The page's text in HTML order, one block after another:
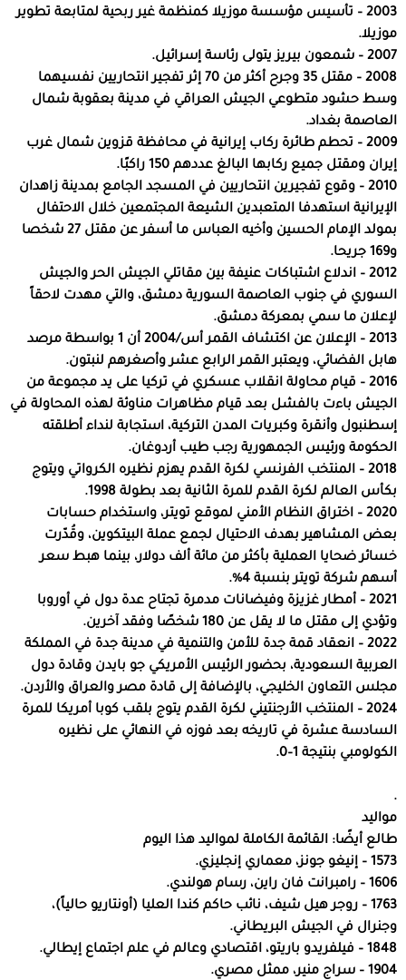
2003 – تأسيس مؤسسة موزيلا كمنظمة غير ربحية لمتابعة تطوير
موزيلا.
2007 – شمعون بيريز يتولى رئاسة إسرائيل.
2008 – مقتل 35 وجرح أكثر من 70 إثر تفجير انتحاريين نفسيهما
وسط حشود متطوعي الجيش العراقي في مدينة بعقوبة شمال
العاصمة بغداد.
2009 – تحطم طائرة ركاب إيرانية في محافظة قزوين شمال غرب
إيران ومقتل جميع ركابها البالغ عددهم 150 راكبًا.
2010 – وقوع تفجيرين انتحاريين في المسجد الجامع بمدينة زاهدان
الإيرانية استهدفا المتعبدين الشيعة المجتمعين خلال الاحتفال
بمولد الإمام الحسين وأخيه العباس ما أسفر عن مقتل 27 شخصا
و169 جريحا.
2012 – اندلاع اشتباكات عنيفة بين مقاتلي الجيش الحر والجيش
السوري في جنوب العاصمة السورية دمشق، والتي مهدت لاحقاً
لإعلان ما سمي بمعركة دمشق.
2013 – الإعلان عن اكتشاف القمر أس/2004 أن 1 بواسطة مرصد
هابل الفضائي، ويعتبر القمر الرابع عشر وأصغرهم لنبتون.
2016 – قيام محاولة انقلاب عسكري في تركيا على يد مجموعة من
الجيش باءت بالفشل بعد قيام مظاهرات مناوئة لهذه المحاولة في
إسطنبول وأنقرة وكبريات المدن التركية، استجابة لنداء أطلقته
الحكومة ورئيس الجمهورية رجب طيب أردوغان.
2018 – المنتخب الفرنسي لكرة القدم يهزم نظيره الكرواتي ويتوج
بكأس العالم لكرة القدم للمرة الثانية بعد بطولة 1998.
2020 – اختراق النظام الأمني لموقع تويتر، واستخدام حسابات
بعض المشاهير بهدف الاحتيال لجمع عملة البيتكوين، وقُدّرت
خسائر ضحايا العملية بأكثر من مائة ألف دولار، بينما هبط سعر
أسهم شركة تويتر بنسبة 4%.
2021 – أمطار غزيزة وفيضانات مدمرة تجتاح عدة دول في أوروبا
وتؤدي إلى مقتل ما لا يقل عن 180 شخصًا وفقد آخرين.
2022 – انعقاد قمة جدة للأمن والتنمية في مدينة جدة في المملكة
العربية السعودية، بحضور الرئيس الأمريكي جو بايدن وقادة دول
مجلس التعاون الخليجي، بالإضافة إلى قادة مصر والعراق والأردن.
2024 – المنتخب الأرجنتيني لكرة القدم يتوج بلقب كوبا أمريكا للمرة
السادسة عشرة في تاريخه بعد فوزه في النهائي على نظيره
الكولومبي بنتيجة 1–0.
.
مواليد
طالع أيضًا: القائمة الكاملة لمواليد هذا اليوم
1573 – إنيغو جونز، معماري إنجليزي.
1606 – رامبرانت فان راين، رسام هولندي.
1763 – روجر هيل شيف، نائب حاكم كندا العليا (أونتاريو حالياً)،
وجنرال في الجيش البريطاني.
1848 – فيلفريدو باريتو، اقتصادي وعالم في علم اجتماع إيطالي.
1904 – سراج منير، ممثل مصري.